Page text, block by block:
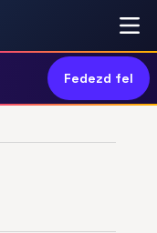
Fedezd fel